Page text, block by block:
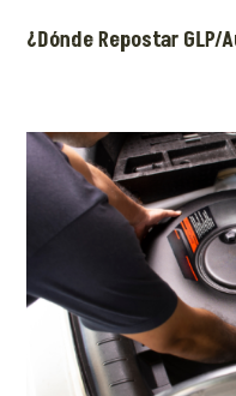
¿Dónde Repostar GLP/